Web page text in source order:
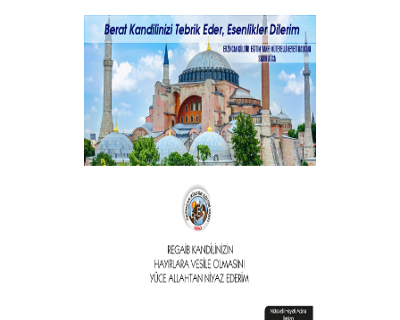
Şehitlerimizi Rahmet ve Minnetle
Andık...
+
Vakıf Başkanımızdan Kandil mesajı
+